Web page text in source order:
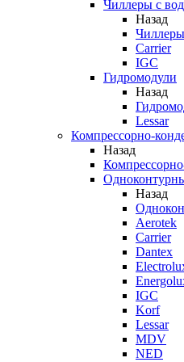
Чиллеры с
Назад
Carrier
IGC
Гидромодули
Назад
Lessar
Компрессорно-
Назад
Назад
Aerotek
Carrier
Dantex
IGC
Korf
Lessar
MDV
NED